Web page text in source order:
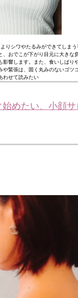
りシワやたるみができてしまう
おでこが下がり目元に大き
響します。また、食いしば
緊張は、固く丸みのないゴツ
わせて読みたい
めたい、小顔